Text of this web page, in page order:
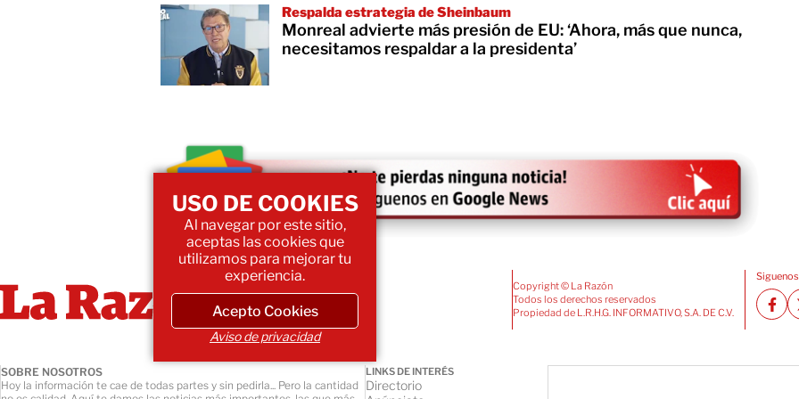
Respalda estrategia de Sheinbaum
Monreal advierte más presión de EU: ‘Ahora, más que nunca,
necesitamos respaldar a la presidenta’
Copyright © La Razón
Todos los derechos reservados
Propiedad de L.R.H.G. INFORMATIVO, S.A. DE C.V.
SOBRE NOSOTROS
Hoy la información te cae de todas partes y sin pedirla... Pero la cantidad
LINKS DE INTERÉS
Directorio
USO DE COOKIES
Al navegar por este sitio,
aceptas las cookies que
utilizamos para mejorar tu
experiencia.
Acepto Cookies
Aviso de privacidad